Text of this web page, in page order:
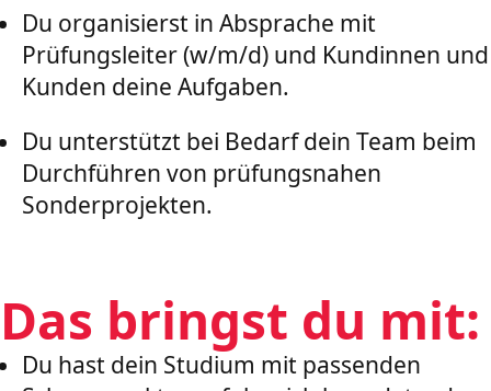
Du organisierst in Absprache mit
Prüfungsleiter (w/m/d) und Kundinnen und
Kunden deine Aufgaben.
Du unterstützt bei Bedarf dein Team beim
Durchführen von prüfungsnahen
Sonderprojekten.
Das bringst du mit:
Du hast dein Studium mit passenden